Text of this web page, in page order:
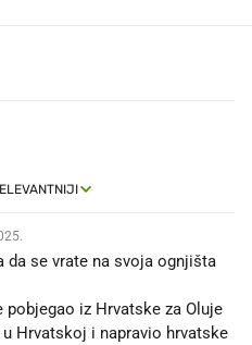
da se vrate na svoja ognjišta
iz Hrvatske za Oluje
Hrvatskoj i napravio hrvatske